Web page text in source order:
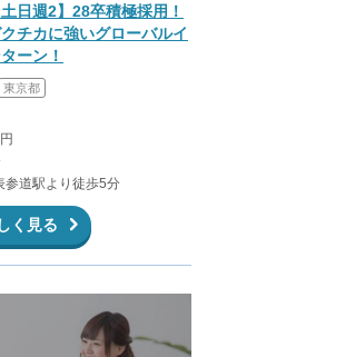
土日週2】28卒積極採用！
チカに強いグローバルイ
ーン！
東京都
参道駅より徒歩5分
く見る